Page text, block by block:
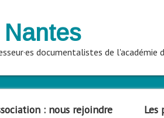
documentalistes de l'académie
: nous rejoindre Les